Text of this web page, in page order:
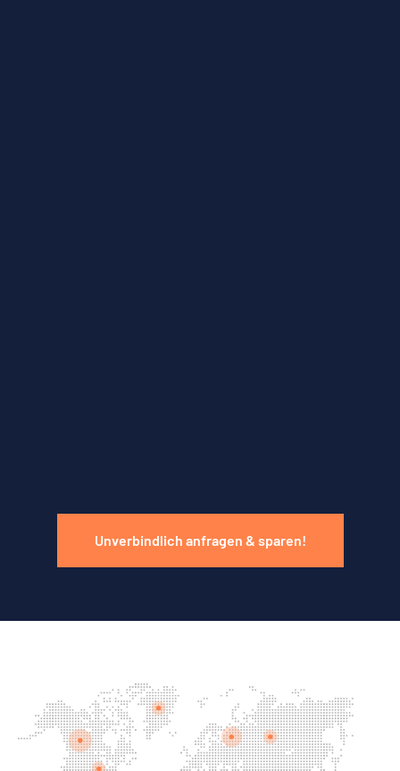
Unverbindlich anfragen & sparen!